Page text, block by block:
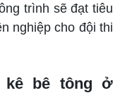
trình sẽ đạt tiêu
nghiệp cho đội thi
kê bê tông ở